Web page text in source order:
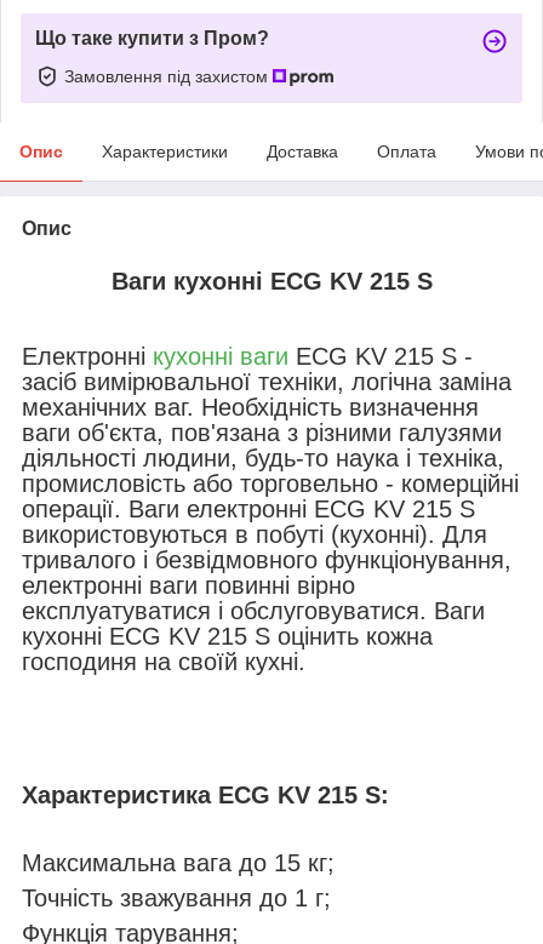
Що таке купити з Пром?
Замовлення під захистом
Опис Характеристики Доставка Оплата Умови
Опис
Ваги кухонні ECG KV 215 S
Електронні кухонні ваги ECG KV 215 S -
засіб вимірювальної техніки, логічна заміна
механічних ваг. Необхідність визначення
ваги об'єкта, пов'язана з різними галузями
діяльності людини, будь-то наука і техніка,
промисловість або торговельно - комерційні
операції. Ваги електронні ECG KV 215 S
використовуються в побуті (кухонні). Для
тривалого і безвідмовного функціонування,
електронні ваги повинні вірно
експлуатуватися і обслуговуватися. Ваги
кухонні ECG KV 215 S оцінить кожна
господиня на своїй кухні.
Характеристика ECG KV 215 S:
Максимальна вага до 15 кг;
Точність зважування до 1 г;
Функція тарування;